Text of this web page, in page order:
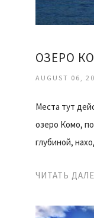
AUGUST 06,
Места тут
озеро Комо,
глубиной,
ЧИТАТЬ